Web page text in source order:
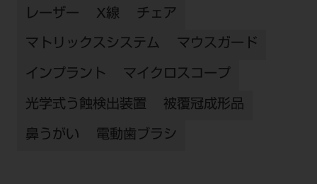
レーザー X線 チェア
マトリックスシステム マウスガード
インプラント マイクロスコープ
光学式う蝕検出装置 被覆冠成形品
鼻うがい 電動歯ブラシ